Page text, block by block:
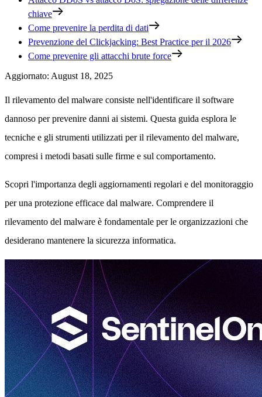
chiave
Come prevenire la perdita di dati
Prevenzione del Clickjacking: Best Practice per il 2026
Come prevenire gli attacchi brute force
Aggiornato: August 18, 2025
Il rilevamento del malware consiste nell'identificare il software
dannoso per prevenire danni ai sistemi. Questa guida esplora le
tecniche e gli strumenti utilizzati per il rilevamento del malware,
compresi i metodi basati sulle firme e sul comportamento.
Scopri l'importanza degli aggiornamenti regolari e del monitoraggio
per una protezione efficace dal malware. Comprendere il
rilevamento del malware è fondamentale per le organizzazioni che
desiderano mantenere la sicurezza informatica.